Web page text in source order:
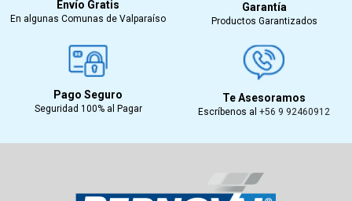
Envío Gratis
En algunas Comunas de Valparaíso
Garantía
Productos Garantizados
Pago Seguro
Seguridad 100% al Pagar
Te Asesoramos
Escríbenos al +56 9 92460912